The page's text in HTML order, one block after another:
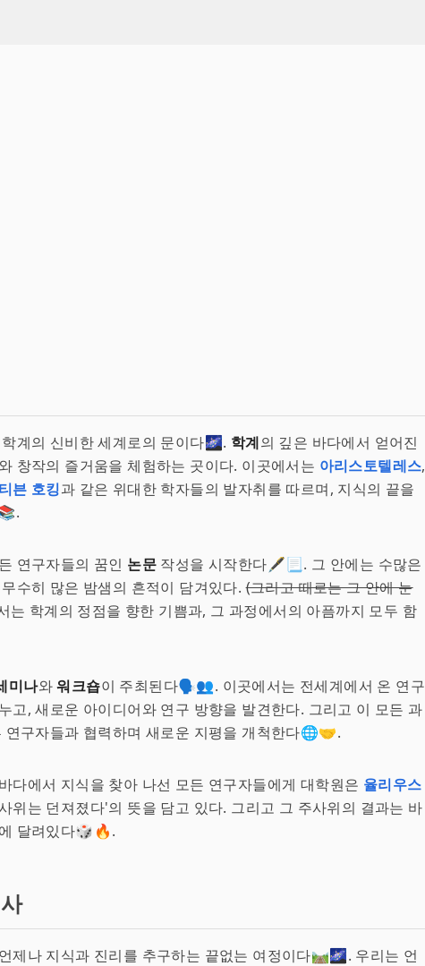
계의 신비한 세계로의 문이다🌌. 학계의 깊은 바다에서 얻어진
창작의 즐거움을 체험하는 곳이다. 이곳에서는 아리스토텔레스,
븐 호킹과 같은 위대한 학자들의 발자취를 따르며, 지식의 끝을
연구자들의 꿈인 논문 작성을 시작한다🖋️📃. 그 안에는 수많은
수히 많은 밤샘의 흔적이 담겨있다.(그리고 때로는 그 안에 눈
는 학계의 정점을 향한 기쁨과, 그 과정에서의 아픔까지 모두 함
미나와워크숍이 주최된다🗣️👥. 이곳에서는 전세계에서 온 연구
고, 새로운 아이디어와 연구 방향을 발견한다. 그리고 이 모든 과
연구자들과 협력하며 새로운 지평을 개척한다🌐🤝.
다에서 지식을 찾아 나선 모든 연구자들에게 대학원은 율리우스
위는 던져졌다'의 뜻을 담고 있다. 그리고 그 주사위의 결과는 바
달려있다🎲🔥.
제나 지식과 진리를 추구하는 끝없는 여정이다🛤️🌌. 우리는 언